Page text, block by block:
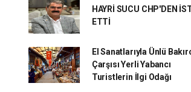
HAYRİ SUCU CHP'DEN
ETTİ
El Sanatlarıyla Ünlü
Çarşısı Yerli Yabancı
Turistlerin İlgi Odağı